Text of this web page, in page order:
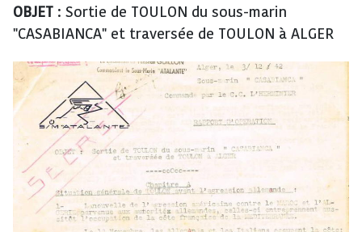
OBJET : Sortie de TOULON du sous-marin
"CASABIANCA" et traversée de TOULON à ALGER